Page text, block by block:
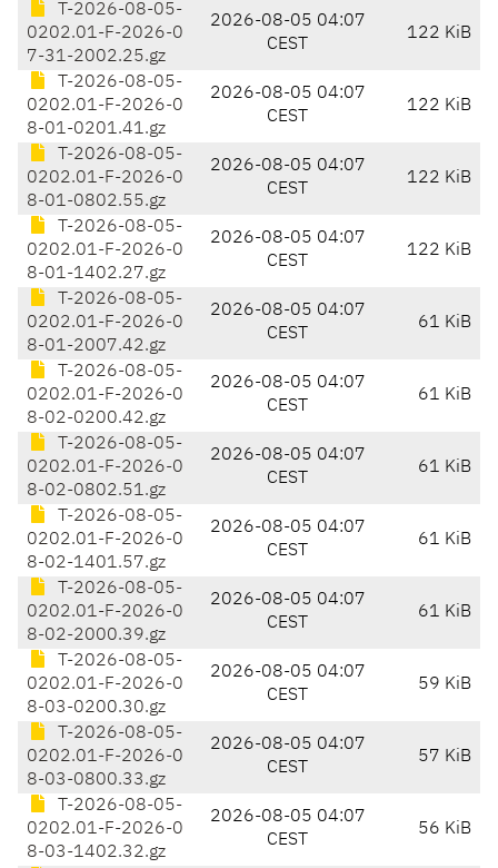
T-2026-08-05-
0202.01-F-2026-0
7-31-2002.25.gz
2026-08-05 04:07
CEST
122 KiB
T-2026-08-05-
0202.01-F-2026-0
8-01-0201.41.gz
2026-08-05 04:07
CEST
122 KiB
T-2026-08-05-
0202.01-F-2026-0
8-01-0802.55.gz
2026-08-05 04:07
CEST
122 KiB
T-2026-08-05-
0202.01-F-2026-0
8-01-1402.27.gz
2026-08-05 04:07
CEST
122 KiB
T-2026-08-05-
0202.01-F-2026-0
8-01-2007.42.gz
2026-08-05 04:07
CEST
61 KiB
T-2026-08-05-
0202.01-F-2026-0
8-02-0200.42.gz
2026-08-05 04:07
CEST
61 KiB
T-2026-08-05-
0202.01-F-2026-0
8-02-0802.51.gz
2026-08-05 04:07
CEST
61 KiB
T-2026-08-05-
0202.01-F-2026-0
8-02-1401.57.gz
2026-08-05 04:07
CEST
61 KiB
T-2026-08-05-
0202.01-F-2026-0
8-02-2000.39.gz
2026-08-05 04:07
CEST
61 KiB
T-2026-08-05-
0202.01-F-2026-0
8-03-0200.30.gz
2026-08-05 04:07
CEST
59 KiB
T-2026-08-05-
0202.01-F-2026-0
8-03-0800.33.gz
2026-08-05 04:07
CEST
57 KiB
T-2026-08-05-
0202.01-F-2026-0
8-03-1402.32.gz
2026-08-05 04:07
CEST
56 KiB